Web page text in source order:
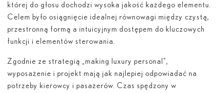
której do głosu dochodzi wysoka jakość każdego elementu.
Celem było osiągnięcie idealnej równowagi między czystą,
przestronną formą a intuicyjnym dostępem do kluczowych
funkcji i elementów sterowania.
Zgodnie ze strategią „making luxury personal”,
wyposażenie i projekt mają jak najlepiej odpowiadać na
potrzeby kierowcy i pasażerów. Czas spędzony w